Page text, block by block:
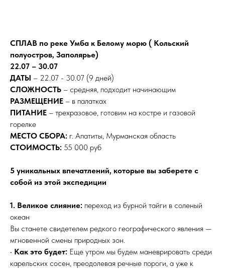
СПЛАВ по реке Умба к Белому морю ( Кольский
полуостров, Заполярье)
22.07 – 30.07
ДАТЫ – 22.07 - 30.07 (9 дней)
СЛОЖНОСТЬ – средняя, подходит начинающим
РАЗМЕЩЕНИЕ – в палатках
ПИТАНИЕ – трехразовое, готовим на костре и газовой
горелке
МЕСТО СБОРА: г. Апатиты, Мурманская область
СТОИМОСТЬ: 55 000 руб
5 уникальных впечатлений, которые вы заберете с
собой из этой экспедиции
1. Великое слияние: переход из бурной тайги в соленый
океан
Вы станете свидетелем редкого географического явления —
мгновенной смены природных зон.
• Как это будет: Еще утром мы будем маневрировать среди
карельских сосен, преодолевая речные пороги, а уже к